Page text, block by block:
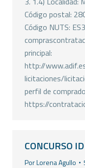
Código postal:
Código NUTS:
principal:
http://
licitaciones/
perfil de
https://
CONCURSO
PorLorena Agullo